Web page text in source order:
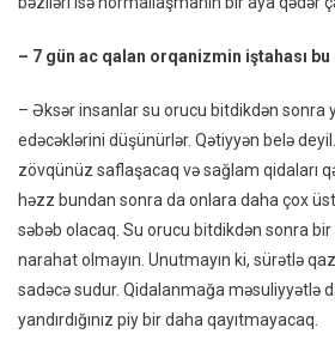
– 7 gün ac qalan orqanizmin iştahası
– Əksər insanlar su orucu bitdikdən sonra
edəcəklərini düşünürlər. Qətiyyən belə
zövqünüz saflaşacaq və sağlam qidaları
həzz bundan sonra da onlara daha çox
səbəb olacaq. Su orucu bitdikdən sonra
narahat olmayın. Unutmayın ki, sürətlə
sadəcə sudur. Qidalanmağa məsuliyyətlə
yandırdığınız piy bir daha qayıtmayacaq.